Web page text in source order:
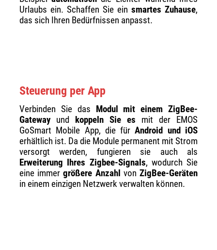
Urlaubs ein. Schaffen Sie ein smartes Zuhause,
das sich Ihren Bedürfnissen anpasst.
Steuerung per App
Verbinden Sie das
Modul mit einem ZigBee-
Gatewayund koppeln Sie es mit der EMOS
GoSmart Mobile App, die fürAndroid und iOS
erhältlich ist. Da die Module permanent mit Strom
versorgt werden, fungieren sie auch als
Erweiterung Ihres Zigbee-Signals, wodurch Sie
eine immergrößere Anzahl vonZigBee-Geräten
in einem einzigen Netzwerk verwalten können.